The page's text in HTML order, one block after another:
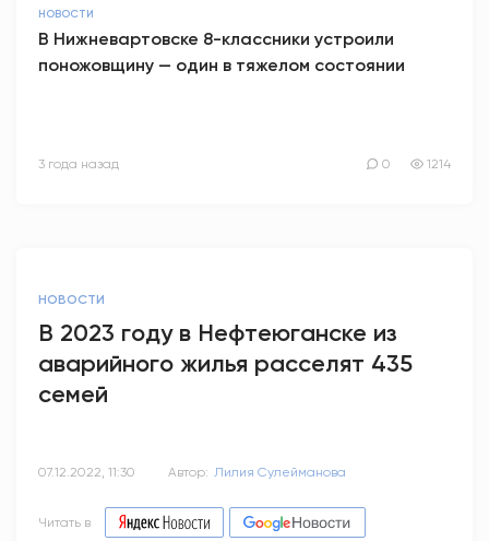
НОВОСТИ
В Нижневартовске 8-классники устроили
поножовщину — один в тяжелом состоянии
3 года назад 0 1214
НОВОСТИ
В 2023 году в Нефтеюганске из
аварийного жилья расселят 435
семей
07.12.2022, 11:30 Автор: Лилия Сулейманова
Читать в